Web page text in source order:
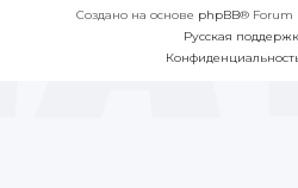
Создано на основе phpBB® Forum
Русская